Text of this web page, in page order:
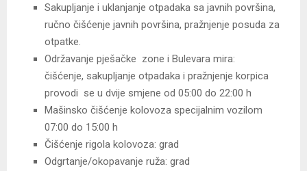
Sakupljanje i uklanjanje otpadaka sa javnih površina,
ručno čišćenje javnih površina, pražnjenje posuda za
otpatke.
Održavanje pješačke zone i Bulevara mira:
čišćenje, sakupljanje otpadaka i pražnjenje korpica
provodi se u dvije smjene od 05:00 do 22:00 h
Mašinsko čišćenje kolovoza specijalnim vozilom
07:00 do 15:00 h
Čišćenje rigola kolovoza: grad
Odgrtanje/okopavanje ruža: grad